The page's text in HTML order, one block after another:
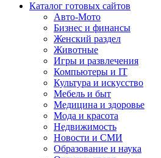
Каталог готовых сайтов
Авто-Мото
Бизнес и финансы
Женский раздел
Животные
Игры и развлечения
Компьютеры и IT
Культура и искусство
Мебель и быт
Медицина и здоровье
Мода и красота
Недвижимость
Новости и СМИ
Образование и наука